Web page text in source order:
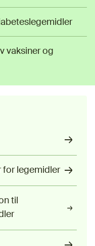
vaksiner og
for legemidler
til